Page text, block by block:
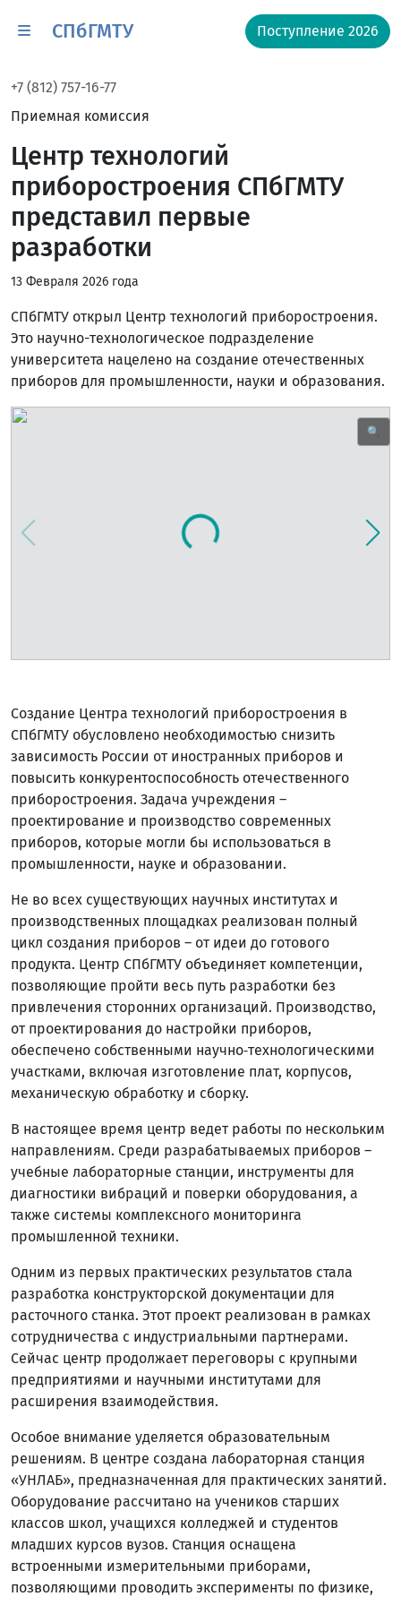
СПбГМТУ Поступление 2026
+7 (812) 757-16-77
Приемная комиссия
Центр технологий
приборостроения СПбГМТУ
представил первые
разработки
13 Февраля 2026 года
СПбГМТУ открыл Центр технологий приборостроения.
Это научно-технологическое подразделение
университета нацелено на создание отечественных
приборов для промышленности, науки и образования.
🔍
Создание Центра технологий приборостроения в
СПбГМТУ обусловлено необходимостью снизить
зависимость России от иностранных приборов и
повысить конкурентоспособность отечественного
приборостроения. Задача учреждения –
проектирование и производство современных
приборов, которые могли бы использоваться в
промышленности, науке и образовании.
Не во всех существующих научных институтах и
производственных площадках реализован полный
цикл создания приборов – от идеи до готового
продукта. Центр СПбГМТУ объединяет компетенции,
позволяющие пройти весь путь разработки без
привлечения сторонних организаций. Производство,
от проектирования до настройки приборов,
обеспечено собственными научно‑технологическими
участками, включая изготовление плат, корпусов,
механическую обработку и сборку.
В настоящее время центр ведет работы по нескольким
направлениям. Среди разрабатываемых приборов –
учебные лабораторные станции, инструменты для
диагностики вибраций и поверки оборудования, а
также системы комплексного мониторинга
промышленной техники.
Одним из первых практических результатов стала
разработка конструкторской документации для
расточного станка. Этот проект реализован в рамках
сотрудничества с индустриальными партнерами.
Сейчас центр продолжает переговоры с крупными
предприятиями и научными институтами для
расширения взаимодействия.
Особое внимание уделяется образовательным
решениям. В центре создана лабораторная станция
«УНЛАБ», предназначенная для практических занятий.
Оборудование рассчитано на учеников старших
классов школ, учащихся колледжей и студентов
младших курсов вузов. Станция оснащена
встроенными измерительными приборами,
позволяющими проводить эксперименты по физике,